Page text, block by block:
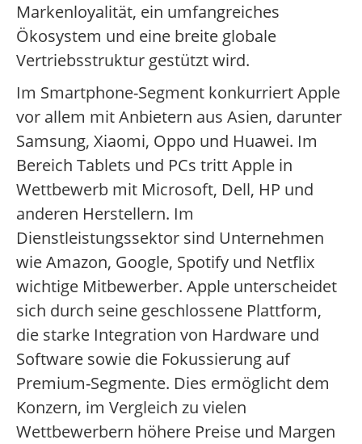
Markenloyalität, ein umfangreiches
Ökosystem und eine breite globale
Vertriebsstruktur gestützt wird.
Im Smartphone-Segment konkurriert Apple
vor allem mit Anbietern aus Asien, darunter
Samsung, Xiaomi, Oppo und Huawei. Im
Bereich Tablets und PCs tritt Apple in
Wettbewerb mit Microsoft, Dell, HP und
anderen Herstellern. Im
Dienstleistungssektor sind Unternehmen
wie Amazon, Google, Spotify und Netflix
wichtige Mitbewerber. Apple unterscheidet
sich durch seine geschlossene Plattform,
die starke Integration von Hardware und
Software sowie die Fokussierung auf
Premium-Segmente. Dies ermöglicht dem
Konzern, im Vergleich zu vielen
Wettbewerbern höhere Preise und Margen